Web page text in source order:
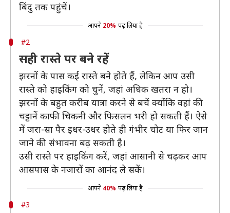
बिंदु तक पहुंचें।
आपने 20% पढ़ लिया है
#2
सही रास्ते पर बने रहें
झरनों के पास कई रास्ते बने होते हैं, लेकिन आप उसी
रास्ते को हाइकिंग को चुनें, जहां अधिक खतरा न हो।
झरनों के बहुत करीब यात्रा करने से बचें क्योंकि वहां की
चट्टानें काफी चिकनी और फिसलन भरी हो सकती हैं। ऐसे
में जरा-सा पैर इधर-उधर होते ही गंभीर चोट या फिर जान
जाने की संभावना बढ़ सकती है।
उसी रास्ते पर हाइकिंग करें, जहां आसानी से चढ़कर आप
आसपास के नजारों का आनंद ले सकें।
आपने 40% पढ़ लिया है
#3